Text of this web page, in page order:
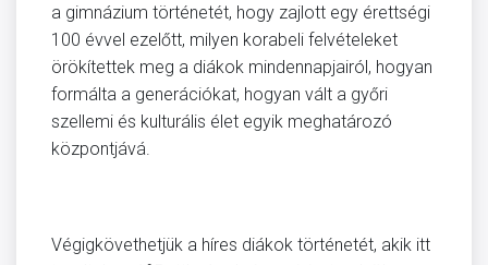
a gimnázium történetét, hogy zajlott egy érettségi
100 évvel ezelőtt, milyen korabeli felvételeket
örökítettek meg a diákok mindennapjairól, hogyan
formálta a generációkat, hogyan vált a győri
szellemi és kulturális élet egyik meghatározó
központjává.
Végigkövethetjük a híres diákok történetét, akik itt